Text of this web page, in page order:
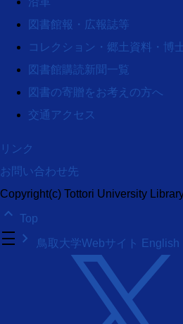
図書館報・広報誌等
コレクション・郷土資料・博
図書館購読新聞一覧
図書の寄贈をお考えの方へ
交通アクセス
リンク
お問い合わせ先
Copyright(c) Tottori University
keyboard_arrow_up Top
density_medium keyboard_arrow_right 鳥取大学Webサイト English